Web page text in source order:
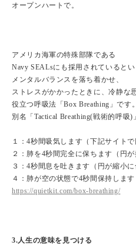
オープンハートで。
アメリカ海軍の特殊部隊である
Navy SEALsにも採用されているとい
メンタルバランスを落ち着かせ、
ストレスがかかったときに、冷静な
役立つ呼吸法「Box Breathing」です。
別名「Tactical Breathing(戦術的呼吸)
１：4秒間吸気します（下記サイト
２：肺を4秒間完全に保ちます（円が
３：4秒間息を吐きます（円が縮小に
４：肺が空の状態で4秒間保持します
https://quietkit.com/box-breathing/
3.人生の意味を見つける